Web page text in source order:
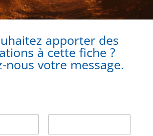
apporter des
à cette fiche ?
nous votre message.